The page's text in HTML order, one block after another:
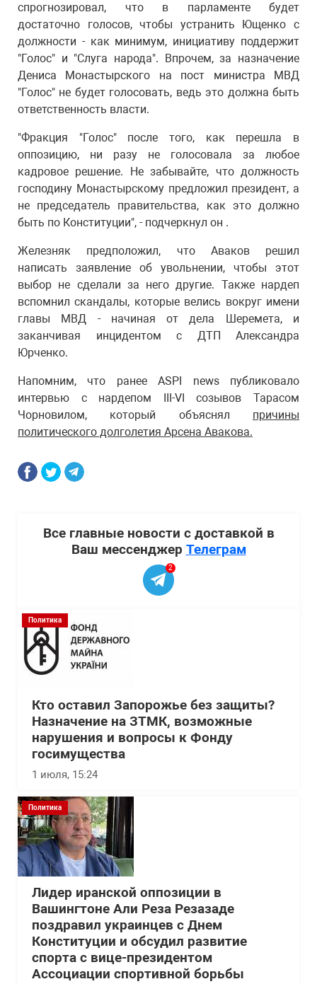
спрогнозировал, что в парламенте будет
достаточно голосов, чтобы устранить Ющенко с
должности - как минимум, инициативу поддержит
"Голос" и "Слуга народа". Впрочем, за назначение
Дениса Монастырского на пост министра МВД
"Голос" не будет голосовать, ведь это должна быть
ответственность власти.
"Фракция "Голос" после того, как перешла в
оппозицию, ни разу не голосовала за любое
кадровое решение. Не забывайте, что должность
господину Монастырскому предложил президент, а
не председатель правительства, как это должно
быть по Конституции", - подчеркнул он .
Железняк предположил, что Аваков решил
написать заявление об увольнении, чтобы этот
выбор не сделали за него другие. Также нардеп
вспомнил скандалы, которые велись вокруг имени
главы МВД - начиная от дела Шеремета, и
заканчивая инцидентом с ДТП Александра
Юрченко.
Напомним, что ранее ASPI news публиковало
интервью с нардепом III-VI созывов Тарасом
Чорновилом, который объяснял причины
политического долголетия Арсена Авакова.
Все главные новости с доставкой в
Ваш мессенджер Телеграм
2
Политика
Кто оставил Запорожье без защиты?
Назначение на ЗТМК, возможные
нарушения и вопросы к Фонду
госимущества
1 июля, 15:24
Политика
Лидер иранской оппозиции в
Вашингтоне Али Реза Резазаде
поздравил украинцев с Днем
Конституции и обсудил развитие
спорта с вице-президентом
Ассоциации спортивной борьбы